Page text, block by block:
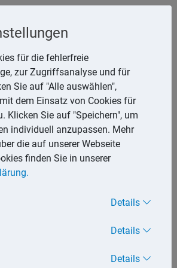
Lexika
Suchen
unter dem Vorbehalt der Nachprüfung
das Finanzamt oder den
werden. Damit kann auch nach
der Steuerbescheid geändert
Steueranmeldungen (z.B.
Lohnsteueranmeldung) unter
wirkt sich nicht auf die
für die fehlerfreie
zur Zugriffsanalyse und für
Sie auf "Alle auswählen",
dem Einsatz von Cookies für
Klicken Sie auf "Speichern", um
individuell anzupassen. Mehr
die auf unserer Webseite
finden Sie in unserer
Details
Details
Details